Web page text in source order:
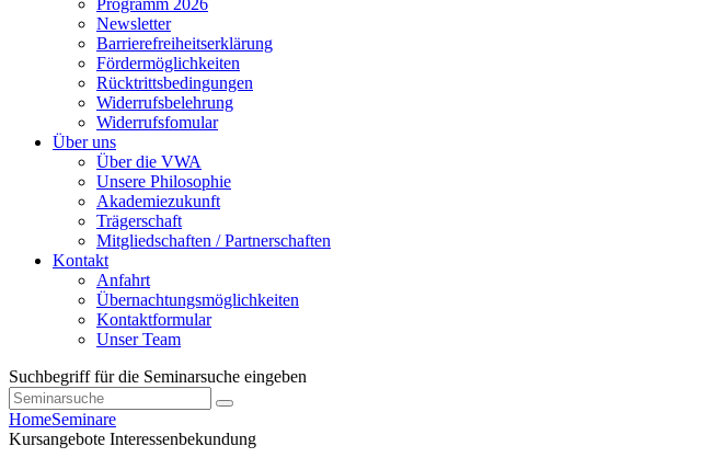
Programm 2026
Newsletter
Barrierefreiheitserklärung
Fördermöglichkeiten
Rücktrittsbedingungen
Widerrufsbelehrung
Widerrufsfomular
Über uns
Über die VWA
Unsere Philosophie
Akademiezukunft
Trägerschaft
Mitgliedschaften / Partnerschaften
Kontakt
Anfahrt
Übernachtungsmöglichkeiten
Kontaktformular
Unser Team
Suchbegriff für die Seminarsuche eingeben
HomeSeminare
Kursangebote Interessenbekundung